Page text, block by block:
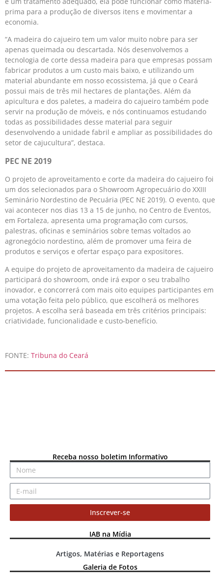
prima para a produção de diversos itens e movimentar a
economia.
“A madeira do cajueiro tem um valor muito nobre para ser
apenas queimada ou descartada. Nós desenvolvemos a
tecnologia de corte dessa madeira para que empresas possam
fabricar produtos a um custo mais baixo, e utilizando um
material abundante em nosso ecossistema, já que o Ceará
possui mais de três mil hectares de plantações. Além da
apicultura e dos paletes, a madeira do cajueiro também pode
servir na produção de móveis, e nós continuamos estudando
todas as possibilidades desse material para seguir
desenvolvendo a unidade fabril e ampliar as possibilidades do
setor de cajucultura”, destaca.
PEC NE 2019
O projeto de aproveitamento e corte da madeira do cajueiro foi
um dos selecionados para o Showroom Agropecuário do XXIII
Seminário Nordestino de Pecuária (PEC NE 2019). O evento, que
vai acontecer nos dias 13 a 15 de junho, no Centro de Eventos,
em Fortaleza, apresenta uma programação com cursos,
palestras, oficinas e seminários sobre temas voltados ao
agronegócio nordestino, além de promover uma feira de
produtos e serviços e ofertar espaço para expositores.
A equipe do projeto de aproveitamento da madeira de cajueiro
participará do showroom, onde irá expor o seu trabalho
inovador, e concorrerá com mais oito equipes participantes em
uma votação feita pelo público, que escolherá os melhores
projetos. A escolha será baseada em três critérios principais:
criatividade, funcionalidade e custo-benefício.
FONTE: Tribuna do Ceará
Receba nosso boletim Informativo
Inscrever-se
IAB na Mídia
Artigos, Matérias e Reportagens
Galeria de Fotos